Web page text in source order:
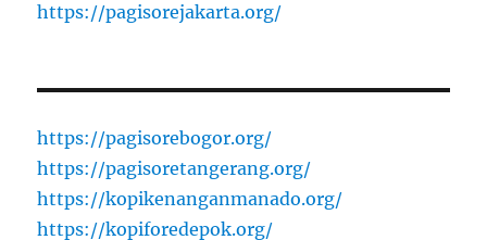
https://pagisorejakarta.org/
https://pagisorebogor.org/
https://pagisoretangerang.org/
https://kopikenanganmanado.org/
https://kopiforedepok.org/